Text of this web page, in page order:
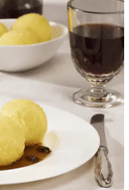
typisch